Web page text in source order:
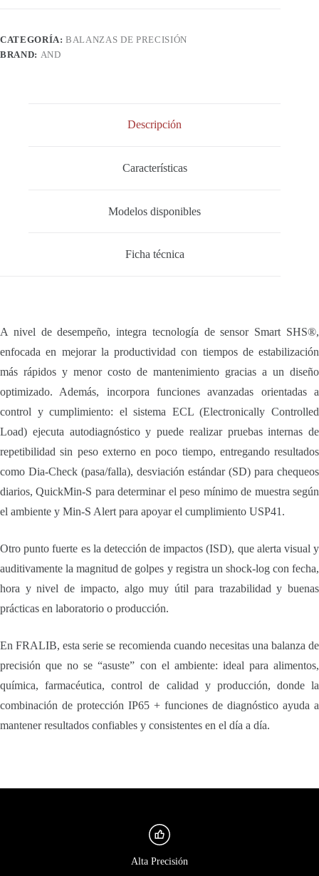
AWP
/
CATEGORÍA:BALANZAS DE PRECISIÓN
BRAND: AND
Descripción
Características
Modelos disponibles
Ficha técnica
A nivel de desempeño, integra tecnología de sensor Smart SHS®,
enfocada en mejorar la productividad con tiempos de estabilización
más rápidos y menor costo de mantenimiento gracias a un diseño
optimizado. Además, incorpora funciones avanzadas orientadas a
control y cumplimiento: el sistema ECL (Electronically Controlled
Load) ejecuta autodiagnóstico y puede realizar pruebas internas de
repetibilidad sin peso externo en poco tiempo, entregando resultados
como Dia-Check (pasa/falla), desviación estándar (SD) para chequeos
diarios, QuickMin-S para determinar el peso mínimo de muestra según
el ambiente y Min-S Alert para apoyar el cumplimiento USP41.
Otro punto fuerte es la detección de impactos (ISD), que alerta visual y
auditivamente la magnitud de golpes y registra un shock-log con fecha,
hora y nivel de impacto, algo muy útil para trazabilidad y buenas
prácticas en laboratorio o producción.
En FRALIB, esta serie se recomienda cuando necesitas una balanza de
precisión que no se “asuste” con el ambiente: ideal para alimentos,
química, farmacéutica, control de calidad y producción, donde la
combinación de protección IP65 + funciones de diagnóstico ayuda a
mantener resultados confiables y consistentes en el día a día.
Alta Precisión